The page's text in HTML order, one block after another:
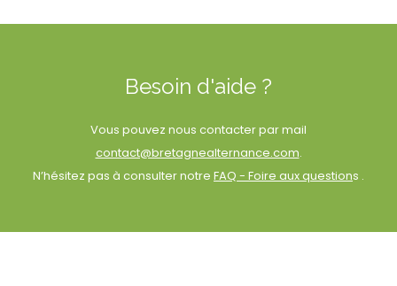
Besoin d'aide ?
Vous pouvez nous contacter par mail
contact@bretagnealternance.com.
N’hésitez pas à consulter notre FAQ - Foire aux questions .